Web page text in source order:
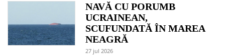
NAVĂ CU PORUMB
UCRAINEAN,
SCUFUNDATĂ ÎN MAREA
NEAGRĂ
27 jul 2026